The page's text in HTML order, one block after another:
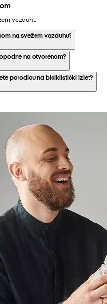
vazduhu
na svežem vazduhu?
na otvorenom?
porodicu na biciklistički izlet?